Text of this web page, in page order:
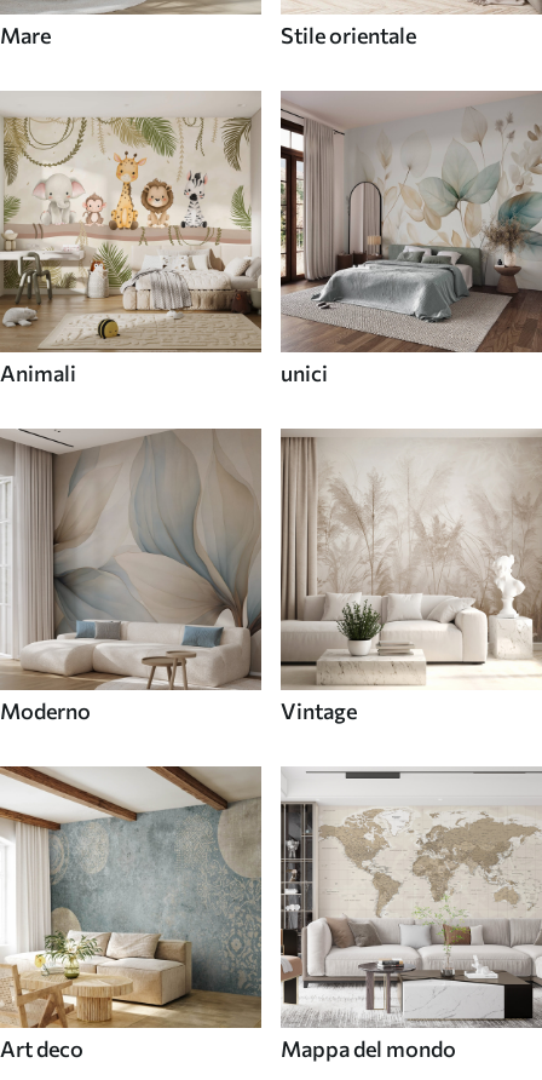
Mare Stile orientale
Animali unici
Moderno Vintage
Art deco Mappa del mondo